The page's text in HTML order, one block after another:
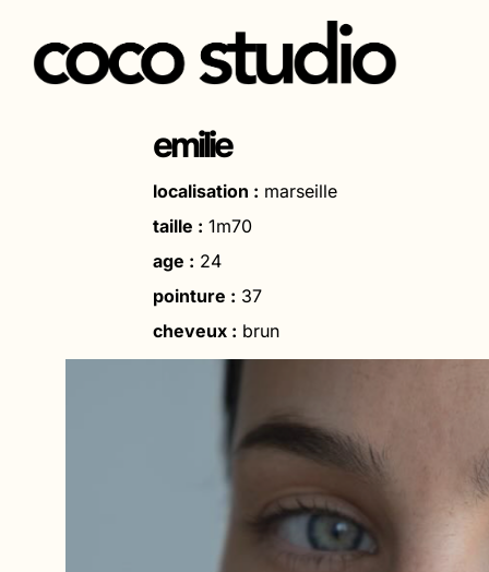
Aller
emilie
localisation : marseille
taille : 1m70
age : 24
pointure : 37
cheveux : brun